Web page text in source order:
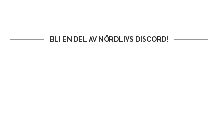
BLI EN DEL AV NÖRDLIVS DISCORD!